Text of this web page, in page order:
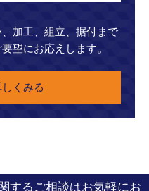
加工、組立、据付まで
望にお応えします。
くみる
するご相談はお気軽にお